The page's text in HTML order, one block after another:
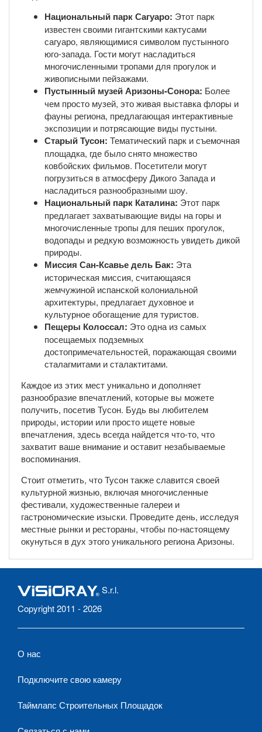
Национальный парк Сагуаро: Этот парк
известен своими гигантскими кактусами
сагуаро, являющимися символом пустынного
юго-запада. Гости могут насладиться
многочисленными тропами для прогулок и
живописными пейзажами.
Пустынный музей Аризоны-Сонора: Более
чем просто музей, это живая выставка флоры и
фауны региона, предлагающая интерактивные
экспозиции и потрясающие виды пустыни.
Старый Тусон: Тематический парк и съемочная
площадка, где было снято множество
ковбойских фильмов. Посетители могут
погрузиться в атмосферу Дикого Запада и
насладиться разнообразными шоу.
Национальный парк Каталина: Этот парк
предлагает захватывающие виды на горы и
многочисленные тропы для пеших прогулок,
водопады и редкую возможность увидеть дикой
природы.
Миссия Сан-Ксавье дель Бак: Эта
историческая миссия, считающаяся
жемчужиной испанской колониальной
архитектуры, предлагает духовное и
культурное обогащение для туристов.
Пещеры Колоссал: Это одна из самых
посещаемых подземных
достопримечательностей, поражающая своими
сталагмитами и сталактитами.
Каждое из этих мест уникально и дополняет
разнообразие впечатлений, которые вы можете
получить, посетив Тусон. Будь вы любителем
природы, истории или просто ищете новые
впечатления, здесь всегда найдется что-то, что
захватит ваше внимание и оставит незабываемые
воспоминания.
Стоит отметить, что Тусон также славится своей
культурной жизнью, включая многочисленные
фестивали, художественные галереи и
гастрономические изыски. Проведите день, исследуя
местные рынки и рестораны, чтобы по-настоящему
окунуться в дух этого уникального региона Аризоны.
S.r.l.
Copyright 2011 - 2026
О нас
Подключите свою камеру
Таймлапс Строительных Площадок